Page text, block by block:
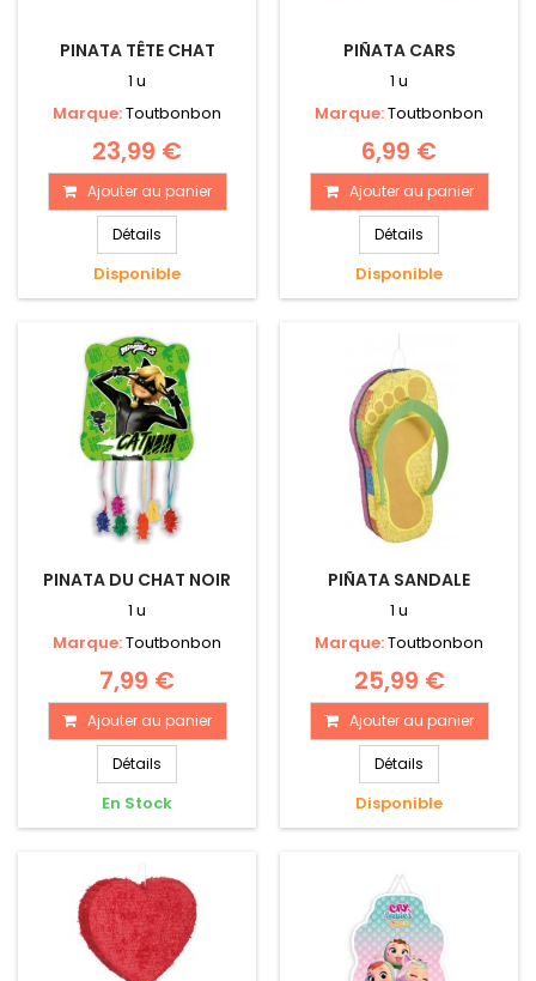
PINATA TÊTE CHAT
1 u
Marque:Toutbonbon
23,99 €
Ajouter au panier
Détails
Disponible
PIÑATA CARS
1 u
Marque:Toutbonbon
6,99 €
Ajouter au panier
Détails
Disponible
PINATA DU CHAT NOIR
1 u
Marque:Toutbonbon
7,99 €
Ajouter au panier
Détails
En Stock
PIÑATA SANDALE
1 u
Marque:Toutbonbon
25,99 €
Ajouter au panier
Détails
Disponible